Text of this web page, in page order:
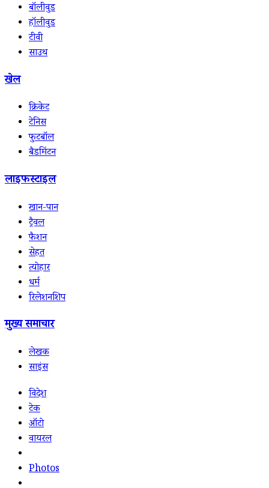
बॉलीवुड
हॉलीवुड
टीवी
साउथ
खेल
क्रिकेट
टेनिस
फुटबॉल
बैडमिंटन
लाइफस्टाइल
खान-पान
ट्रैवल
फैशन
सेहत
त्योहार
धर्म
रिलेशनशिप
मुख्य समाचार
लेखक
साइंस
विदेश
टेक
ऑटो
वायरल
Photos